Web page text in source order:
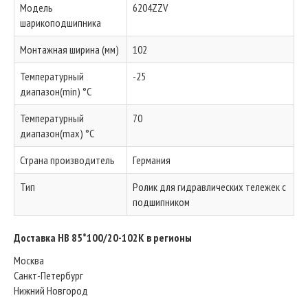
Модель
шарикоподшипника
6204ZZV
Монтажная ширина (мм)
102
Температурный
диапазон(min) °C
-25
Температурный
диапазон(max) °C
70
Страна производитель
Германия
Тип
Ролик для гидравлических тележек с
подшипником
Доставка HB 85*100/20-102K в регионы
Москва
Санкт-Петербург
Нижний Новгород